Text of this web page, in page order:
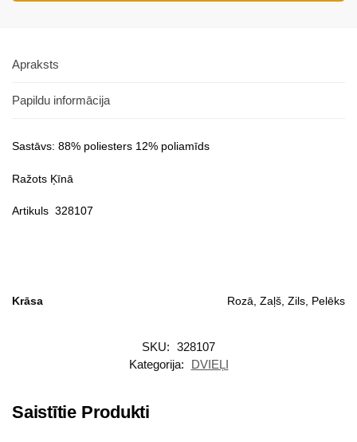
Apraksts
Papildu informācija
Sastāvs: 88% poliesters 12% poliamīds
Ražots Ķīnā
Artikuls 328107
Krāsa Rozā, Zaļš, Zils, Pelēks
SKU: 328107
Kategorija:
DVIEĻI
Saistītie Produkti